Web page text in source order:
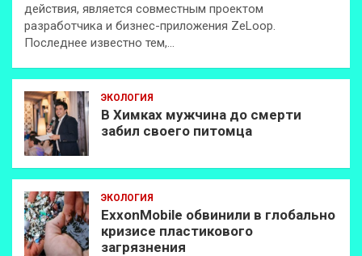
действия, является совместным проектом
разработчика и бизнес-приложения ZeLoop.
Последнее известно тем,…
ЭКОЛОГИЯ
В Химках мужчина до смерти
забил своего питомца
ЭКОЛОГИЯ
ExxonMobilе обвинили в глобально
кризисе пластикового
загрязнения